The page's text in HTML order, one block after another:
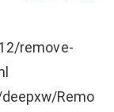
remove-
Remo